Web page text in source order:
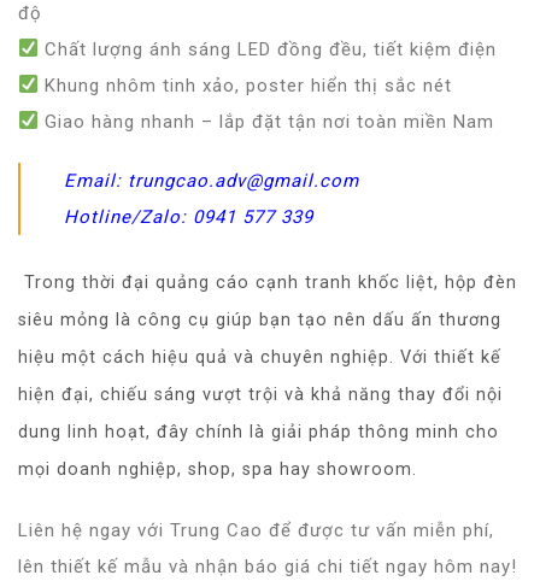
độ
Chất lượng ánh sáng LED đồng đều, tiết kiệm điện
Khung nhôm tinh xảo, poster hiển thị sắc nét
Giao hàng nhanh – lắp đặt tận nơi toàn miền Nam
Email: trungcao.adv@gmail.com
Hotline/Zalo: 0941 577 339
Trong thời đại quảng cáo cạnh tranh khốc liệt, hộp đèn
siêu mỏng
là công cụ giúp bạn tạo nên dấu ấn thương
hiệu một cách hiệu quả và chuyên nghiệp. Với thiết kế
hiện đại, chiếu sáng vượt trội và khả năng thay đổi nội
dung linh hoạt, đây chính là giải pháp thông minh cho
mọi doanh nghiệp, shop, spa hay showroom.
Liên hệ ngay với Trung Cao để được tư vấn miễn phí,
lên thiết kế mẫu và nhận báo giá chi tiết ngay hôm nay!